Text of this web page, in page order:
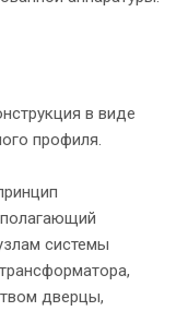
в виде
профиля.
системы
дверцы,